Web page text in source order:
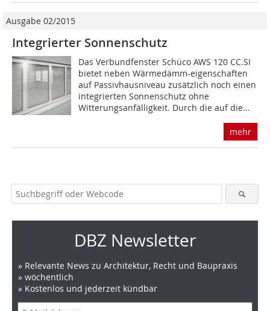
Ausgabe 02/2015
Integrierter Sonnenschutz
Das Verbundfenster Schüco AWS 120 CC.SI
bietet neben Wärmedämm-eigenschaften
auf Passivhausniveau zusätzlich noch einen
integrierten Sonnenschutz ohne
Witterungsanfälligkeit. Durch die auf die...
mehr
DBZ Newsletter
» Relevante News zu Architektur, Recht und Baupraxis
» wöchentlich
» Kostenlos und jederzeit kündbar